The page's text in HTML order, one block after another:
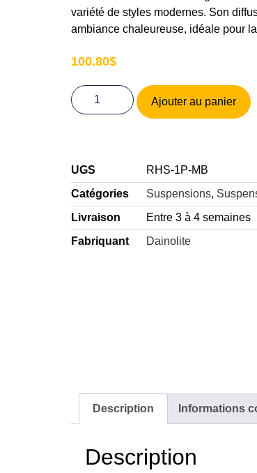
variété de styles modernes. Son
ambiance chaleureuse, idéale pour
100.80$
Ajouter au panier
UGS
RHS-1P-MB
Catégories
Suspensions,
Livraison
Entre 3 à 4 semaines
Fabriquant
Dainolite
Description Informations
Description